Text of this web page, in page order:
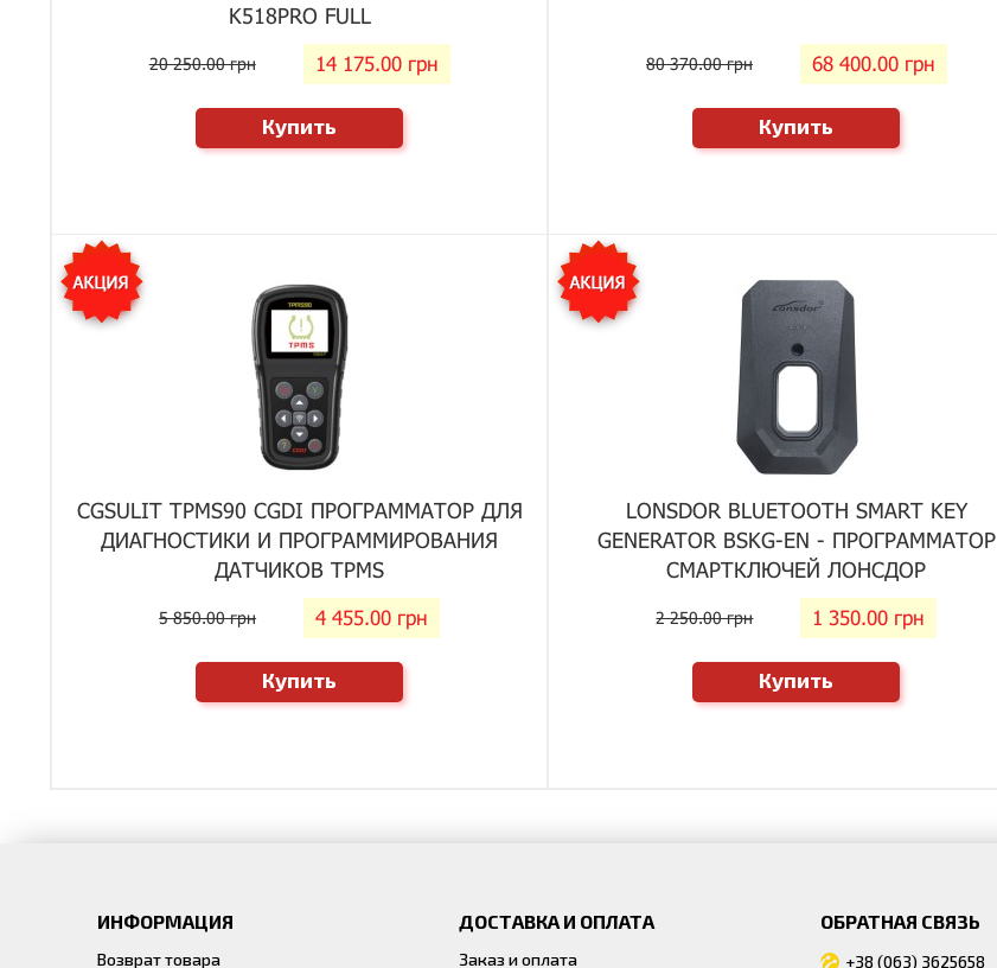
K518PRO FULL
20 250.00 грн 14 175.00 грн
Купить
80 370.00 грн 68 400.00 грн
Купить
CGSULIT TPMS90 CGDI ПРОГРАММАТОР ДЛЯ
ДИАГНОСТИКИ И ПРОГРАММИРОВАНИЯ
ДАТЧИКОВ TPMS
5 850.00 грн 4 455.00 грн
Купить
LONSDOR BLUETOOTH SMART KEY
GENERATOR BSKG-EN - ПРОГРАММАТОР
СМАРТКЛЮЧЕЙ ЛОНСДОР
2 250.00 грн 1 350.00 грн
Купить
ИНФОРМАЦИЯ
Возврат товара
ДОСТАВКА И ОПЛАТА
Заказ и оплата
ОБРАТНАЯ СВЯЗЬ
+38 (063) 3625658